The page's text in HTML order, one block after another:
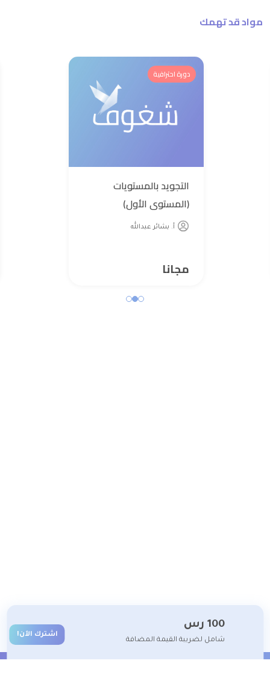
مواد قد تهمك
دورة احترافية
التجويد بالمستويات
(المستوى الأول)
أ. بشائر عبدالله
مجانا
100 رس
شامل لضريبة القيمة المضافة
اشترك الآن!